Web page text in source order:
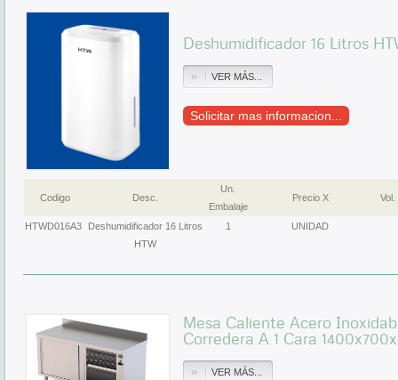
Deshumidificador 16 Litros
VER MÁS...
Solicitar mas informacion...
Codigo Desc.
Un.
Embalaje
Precio X Vol.
HTWD016A3
Deshumidificador 16 Litros
HTW
1 UNIDAD
Mesa Caliente Acero
Corredera A 1 Cara
VER MÁS...